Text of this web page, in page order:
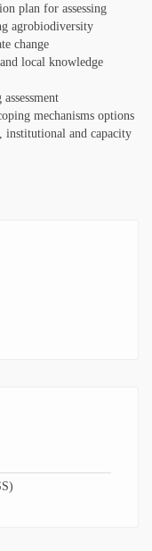
plan for assessing
agrobiodiversity
change
local knowledge
mechanisms options
institutional and capacity